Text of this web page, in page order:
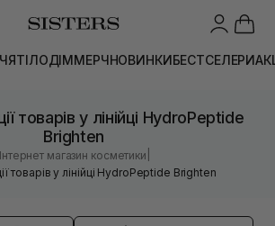
ТІЛОДІММЕРЧНОВИНКИБЕСТСЕЛЕРИ
товарів у лінійці HydroPeptide
Brighten
Інтернет магазин косметики
товарів у лінійці HydroPeptide Brighten